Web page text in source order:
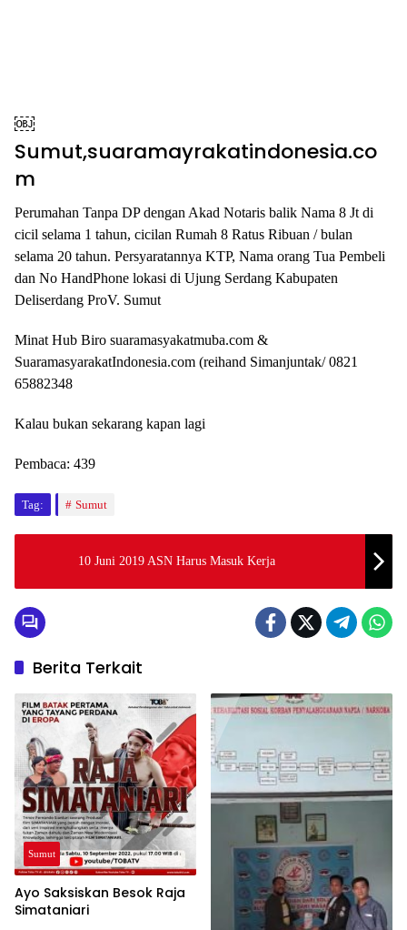
￼
Sumut,suaramayrakatindonesia.co
m
Perumahan Tanpa DP dengan Akad Notaris balik Nama 8 Jt di
cicil selama 1 tahun, cicilan Rumah 8 Ratus Ribuan / bulan
selama 20 tahun. Persyaratannya KTP, Nama orang Tua Pembeli
dan No HandPhone lokasi di Ujung Serdang Kabupaten
Deliserdang ProV. Sumut
Minat Hub Biro suaramasyakatmuba.com &
SuaramasyarakatIndonesia.com (reihand Simanjuntak/ 0821
65882348
Kalau bukan sekarang kapan lagi
Pembaca: 439
Tag: Sumut
10 Juni 2019 ASN Harus Masuk Kerja
Berita Terkait
Sumut
Ayo Saksiskan Besok Raja
Simataniari